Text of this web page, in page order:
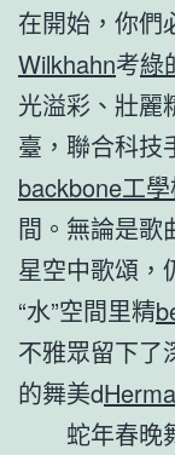
在開始，你們
Wilkhahn考綠
光溢彩、壯麗
臺，聯合科技
backbone工
間。無論是歌
星空中歌頌，
“水”空間里精
不雅眾留下了
的舞美d
蛇年春晚